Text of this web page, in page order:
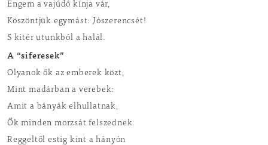
Engem a vajúdó kínja vár,
Köszöntjük egymást: Jószerencsét!
S kitér utunkból a halál.
A “siferesek”
Olyanok ők az emberek közt,
Mint madárban a verebek:
Amit a bányák elhullatnak,
Ők minden morzsát felszednek.
Reggeltől estig kint a hányón